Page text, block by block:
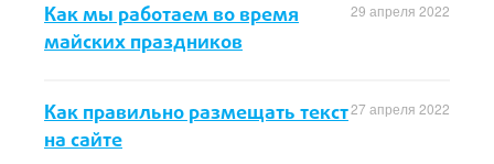
29 апреля 2022
Как мы работаем во время
майских праздников
27 апреля 2022
Как правильно размещать текст
на сайте